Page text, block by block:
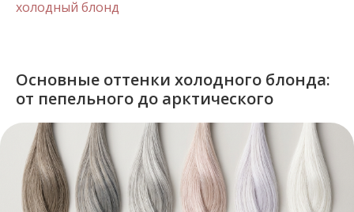
холодный блонд
Основные оттенки холодного блонда:
от пепельного до арктического